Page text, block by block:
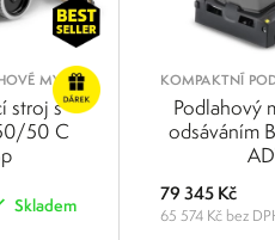
MYCÍ
stroj s
50 C
Skladem
KOMPAKTNÍ
Podlahový
odsáváním
79 345 Kč
65 574 Kč bez